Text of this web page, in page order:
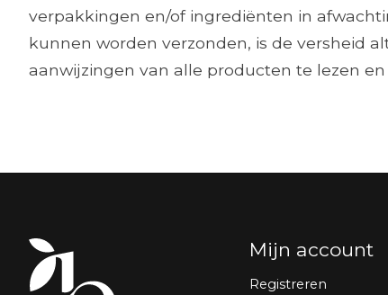
verpakkingen en/of ingrediënten in
kunnen worden verzonden, is de versheid
aanwijzingen van alle producten te lezen
Mijn account
Registreren